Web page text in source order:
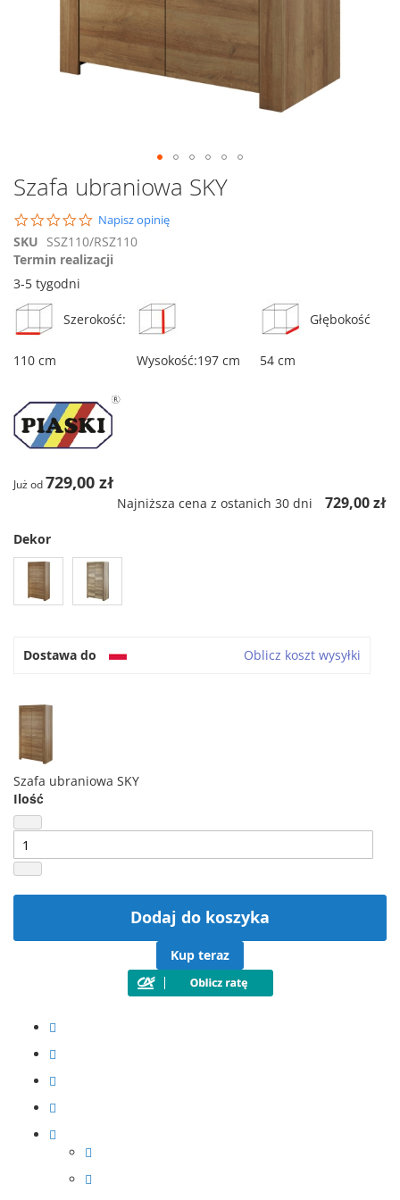
Przejdź
na
początek
galerii
Szafa ubraniowa SKY
0.0
star
rating
Napisz opinię
SKU SSZ110/RSZ110
Termin realizacji
3-5 tygodni
Szerokość:
110 cm Wysokość:197 cm
Głębokość
54 cm
Już od729,00 zł
Najniższa cena z ostanich 30 dni 729,00 zł
Dekor
Dostawa do Oblicz koszt wysyłki
Szafa ubraniowa SKY
Ilość
Dodaj do koszyka
Kup teraz